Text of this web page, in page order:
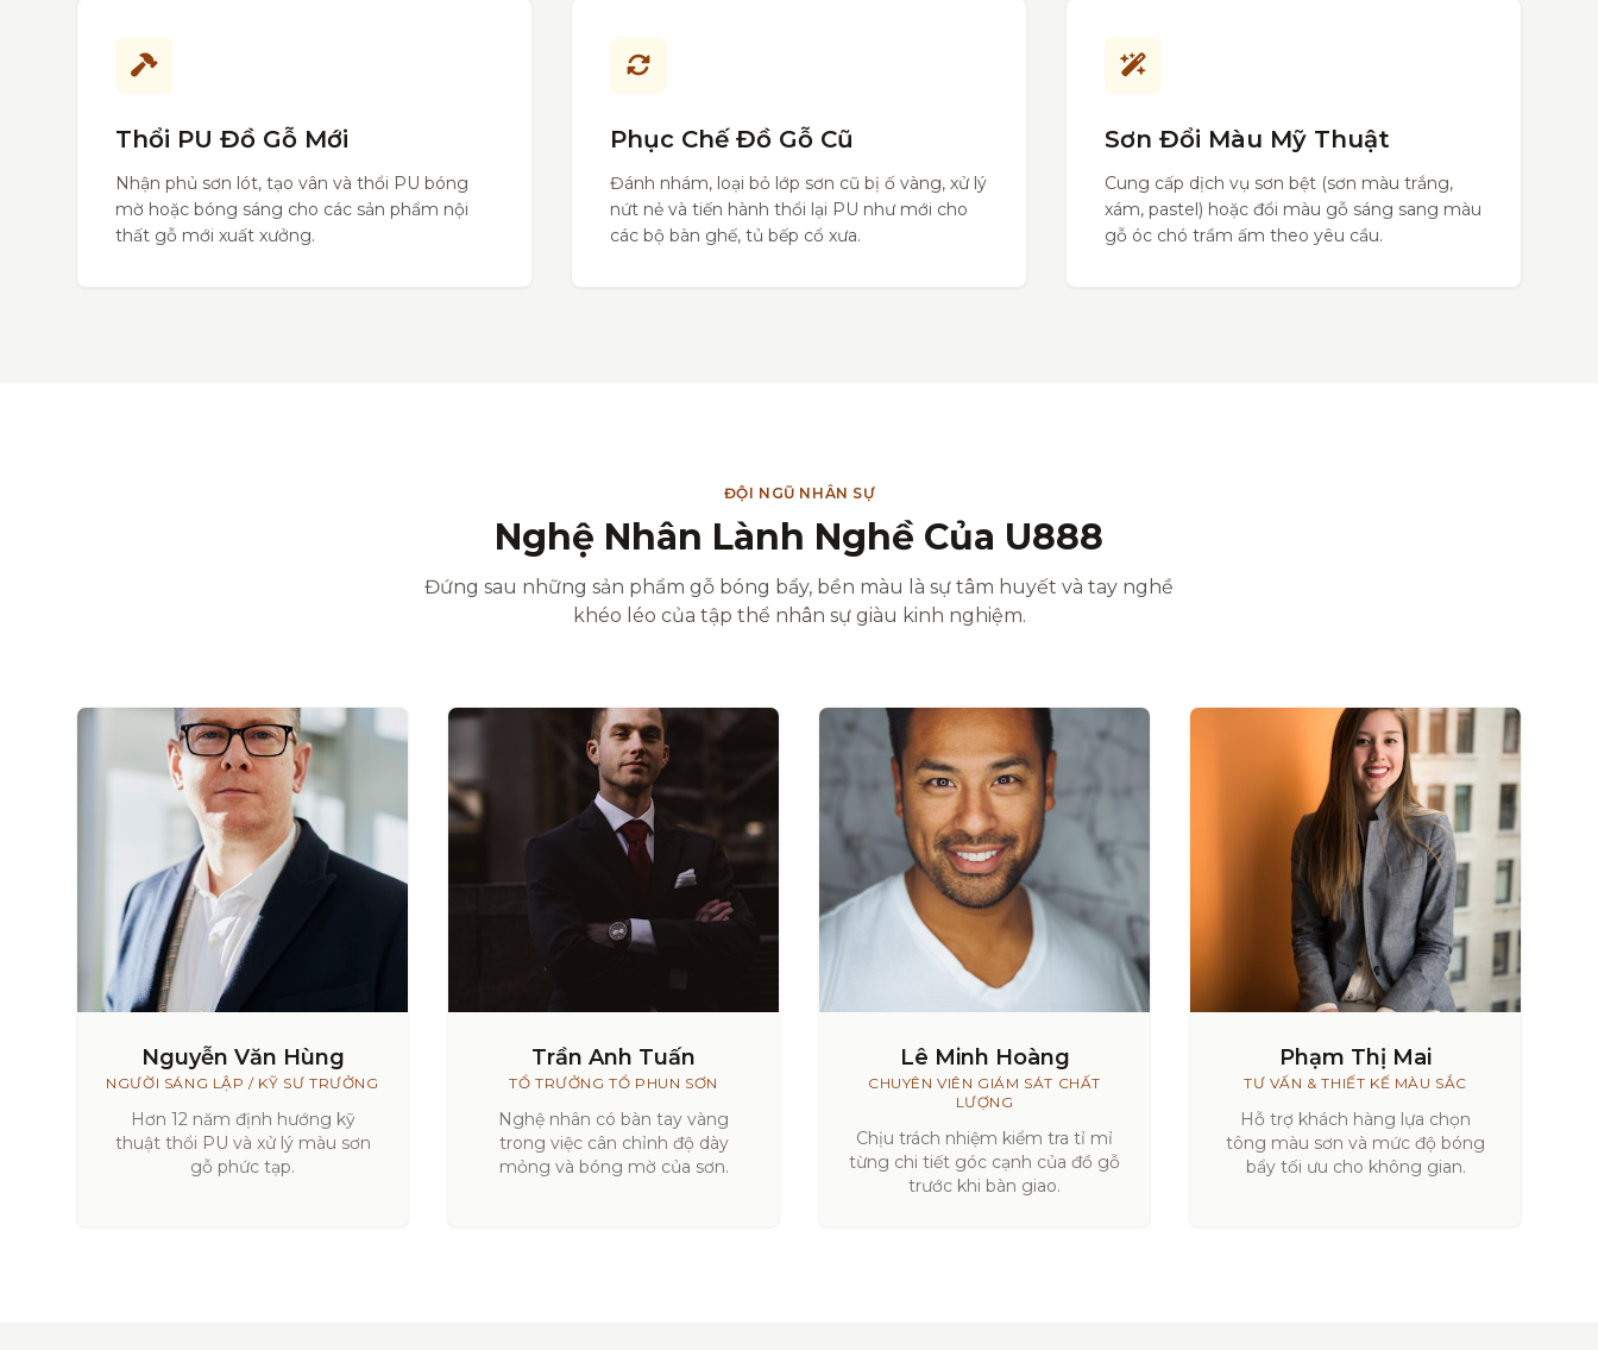
Thổi PU Đồ Gỗ Mới
Nhận phủ sơn lót, tạo vân và thổi PU bóng
mờ hoặc bóng sáng cho các sản phẩm nội
thất gỗ mới xuất xưởng.
Phục Chế Đồ Gỗ Cũ
Đánh nhám, loại bỏ lớp sơn cũ bị ố vàng, xử lý
nứt nẻ và tiến hành thổi lại PU như mới cho
các bộ bàn ghế, tủ bếp cổ xưa.
Sơn Đổi Màu Mỹ Thuật
Cung cấp dịch vụ sơn bệt (sơn màu trắng,
xám, pastel) hoặc đổi màu gỗ sáng sang màu
gỗ óc chó trầm ấm theo yêu cầu.
ĐỘI NGŨ NHÂN SỰ
Nghệ Nhân Lành Nghề Của U888
Đứng sau những sản phẩm gỗ bóng bẩy, bền màu là sự tâm huyết và tay nghề
khéo léo của tập thể nhân sự giàu kinh nghiệm.
Nguyễn Văn Hùng
NGƯỜI SÁNG LẬP / KỸ SƯ TRƯỞNG
Hơn 12 năm định hướng kỹ
thuật thổi PU và xử lý màu sơn
gỗ phức tạp.
Trần Anh Tuấn
TỔ TRƯỞNG TỔ PHUN SƠN
Nghệ nhân có bàn tay vàng
trong việc cân chỉnh độ dày
mỏng và bóng mờ của sơn.
Lê Minh Hoàng
CHUYÊN VIÊN GIÁM SÁT CHẤT
LƯỢNG
Chịu trách nhiệm kiểm tra tỉ mỉ
từng chi tiết góc cạnh của đồ gỗ
trước khi bàn giao.
Phạm Thị Mai
TƯ VẤN & THIẾT KẾ MÀU SẮC
Hỗ trợ khách hàng lựa chọn
tông màu sơn và mức độ bóng
bẩy tối ưu cho không gian.